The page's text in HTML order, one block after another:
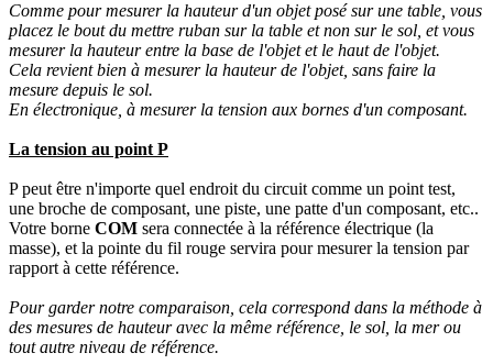
Comme pour mesurer la hauteur d'un objet posé sur une table, vous
placez le bout du mettre ruban sur la table et non sur le sol, et vous
mesurer la hauteur entre la base de l'objet et le haut de l'objet.
Cela revient bien à mesurer la hauteur de l'objet, sans faire la
mesure depuis le sol.
En électronique, à mesurer la tension aux bornes d'un composant.
La tension au point P
P peut être n'importe quel endroit du circuit comme un point test,
une broche de composant, une piste, une patte d'un composant, etc..
Votre borne COM sera connectée à la référence électrique (la
masse), et la pointe du fil rouge servira pour mesurer la tension par
rapport à cette référence.
Pour garder notre comparaison, cela correspond dans la méthode à
des mesures de hauteur avec la même référence, le sol, la mer ou
tout autre niveau de référence.